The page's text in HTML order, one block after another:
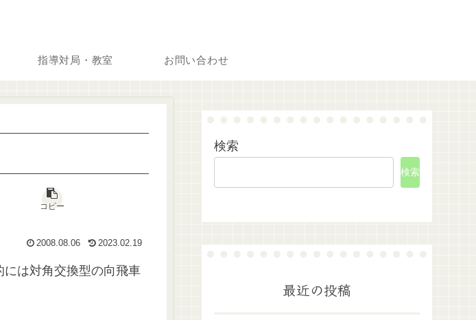
指導対局・教室 お問い合わせ
コピー
2008.08.06 2023.02.19
は対角交換型の向飛車
検索
検索
最近の投稿